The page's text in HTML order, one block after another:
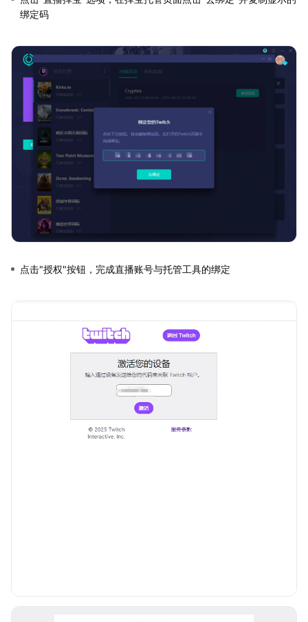
绑定码
点击"授权"按钮，完成直播账号与托管工具的绑定